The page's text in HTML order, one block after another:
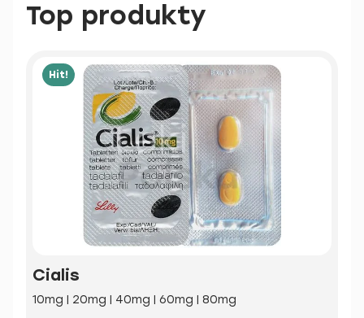
Top produkty
Hit!
Cialis
10mg | 20mg | 40mg | 60mg | 80mg